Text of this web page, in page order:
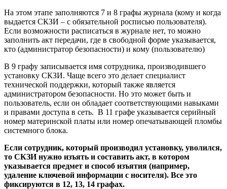
На этом этапе заполняются 7 и 8 графы журнала (кому и когда
выдается СКЗИ – с обязательной росписью пользователя).
Если возможности расписаться в журнале нет, то можно
заполнить акт передачи, где в свободной форме указывается,
кто (администратор безопасности) и кому (пользователю)
В 9 графу записывается имя сотрудника, производившего
установку СКЗИ. Чаще всего это делает специалист
технической поддержки, который также является
администратором безопасности. Но это может быть и
пользователь, если он обладает соответствующими навыками
и правами доступа в сеть. В 11 графе указывается серийный
номер материнской платы или номер опечатывающей пломбы
системного блока.
Если сотрудник, который производил установку, уволился,
то СКЗИ нужно изъять и составить акт, в котором
указывается предмет и способ изъятия (например,
удаление ключевой информации с носителя). Все это
фиксируются в 12, 13, 14 графах.